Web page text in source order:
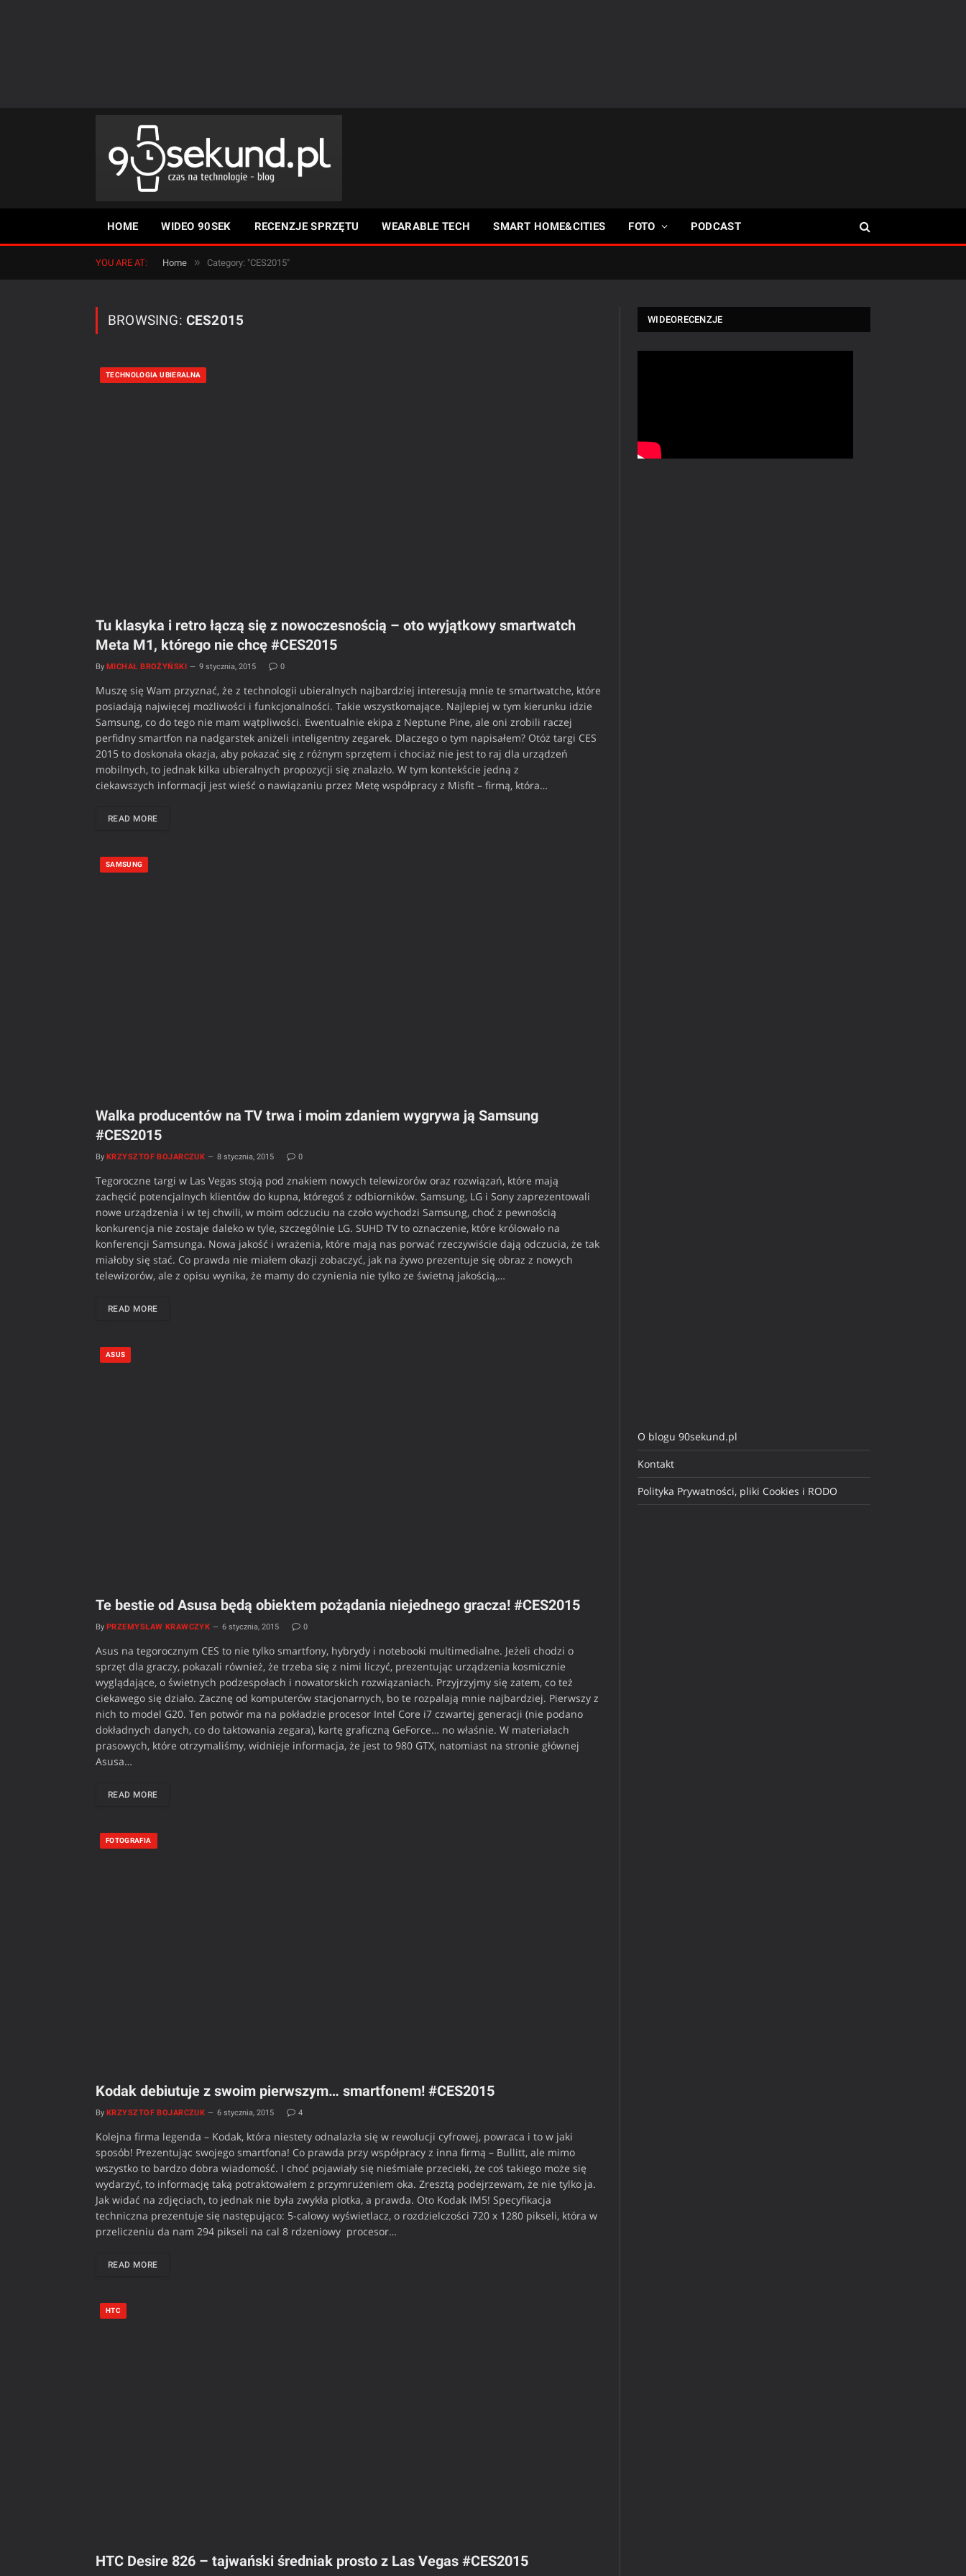
HOME WIDEO 90SEK RECENZJE SPRZĘTU WEARABLE TECH SMART HOME&CITIES FOTO PODCAST
YOU ARE AT: Home » Category: "CES2015"
BROWSING: CES2015
TECHNOLOGIA UBIERALNA
Tu klasyka i retro łączą się z nowoczesnością – oto wyjątkowy smartwatch
Meta M1, którego nie chcę #CES2015
By MICHAŁ BROŻYŃSKI 9 stycznia, 2015 0
Muszę się Wam przyznać, że z technologii ubieralnych najbardziej interesują mnie te smartwatche, które
posiadają najwięcej możliwości i funkcjonalności. Takie wszystkomające. Najlepiej w tym kierunku idzie
Samsung, co do tego nie mam wątpliwości. Ewentualnie ekipa z Neptune Pine, ale oni zrobili raczej
perfidny smartfon na nadgarstek aniżeli inteligentny zegarek. Dlaczego o tym napisałem? Otóż targi CES
2015 to doskonała okazja, aby pokazać się z różnym sprzętem i chociaż nie jest to raj dla urządzeń
mobilnych, to jednak kilka ubieralnych propozycji się znalazło. W tym kontekście jedną z
ciekawszych informacji jest wieść o nawiązaniu przez Metę współpracy z Misfit – firmą, która…
READ MORE
SAMSUNG
Walka producentów na TV trwa i moim zdaniem wygrywa ją Samsung
#CES2015
By KRZYSZTOF BOJARCZUK 8 stycznia, 2015 0
Tegoroczne targi w Las Vegas stoją pod znakiem nowych telewizorów oraz rozwiązań, które mają
zachęcić potencjalnych klientów do kupna, któregoś z odbiorników. Samsung, LG i Sony zaprezentowali
nowe urządzenia i w tej chwili, w moim odczuciu na czoło wychodzi Samsung, choć z pewnością
konkurencja nie zostaje daleko w tyle, szczególnie LG. SUHD TV to oznaczenie, które królowało na
konferencji Samsunga. Nowa jakość i wrażenia, które mają nas porwać rzeczywiście dają odczucia, że tak
miałoby się stać. Co prawda nie miałem okazji zobaczyć, jak na żywo prezentuje się obraz z nowych
telewizorów, ale z opisu wynika, że mamy do czynienia nie tylko ze świetną jakością,…
READ MORE
ASUS
Te bestie od Asusa będą obiektem pożądania niejednego gracza! #CES2015
By PRZEMYSŁAW KRAWCZYK 6 stycznia, 2015 0
Asus na tegorocznym CES to nie tylko smartfony, hybrydy i notebooki multimedialne. Jeżeli chodzi o
sprzęt dla graczy, pokazali również, że trzeba się z nimi liczyć, prezentując urządzenia kosmicznie
wyglądające, o świetnych podzespołach i nowatorskich rozwiązaniach. Przyjrzyjmy się zatem, co też
ciekawego się działo. Zacznę od komputerów stacjonarnych, bo te rozpalają mnie najbardziej. Pierwszy z
nich to model G20. Ten potwór ma na pokładzie procesor Intel Core i7 czwartej generacji (nie podano
dokładnych danych, co do taktowania zegara), kartę graficzną GeForce… no właśnie. W materiałach
prasowych, które otrzymaliśmy, widnieje informacja, że jest to 980 GTX, natomiast na stronie głównej
Asusa…
READ MORE
FOTOGRAFIA
Kodak debiutuje z swoim pierwszym… smartfonem! #CES2015
By KRZYSZTOF BOJARCZUK 6 stycznia, 2015 4
Kolejna firma legenda – Kodak, która niestety odnalazła się w rewolucji cyfrowej, powraca i to w jaki
sposób! Prezentując swojego smartfona! Co prawda przy współpracy z inna firmą – Bullitt, ale mimo
wszystko to bardzo dobra wiadomość. I choć pojawiały się nieśmiałe przecieki, że coś takiego może się
wydarzyć, to informację taką potraktowałem z przymrużeniem oka. Zresztą podejrzewam, że nie tylko ja.
Jak widać na zdjęciach, to jednak nie była zwykła plotka, a prawda. Oto Kodak IM5! Specyfikacja
techniczna prezentuje się następująco: 5-calowy wyświetlacz, o rozdzielczości 720 x 1280 pikseli, która w
przeliczeniu da nam 294 pikseli na cal 8 rdzeniowy procesor…
READ MORE
HTC
HTC Desire 826 – tajwański średniak prosto z Las Vegas #CES2015
WIDEORECENZJE
O blogu 90sekund.pl
Kontakt
Polityka Prywatności, pliki Cookies i RODO